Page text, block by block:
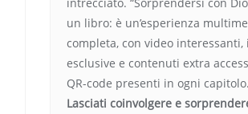
intrecciato. “Sorprendersi con
un libro: è un’esperienza
completa, con video interessanti,
esclusive e contenuti extra
QR-code presenti in ogni capitolo.
Lasciati coinvolgere e